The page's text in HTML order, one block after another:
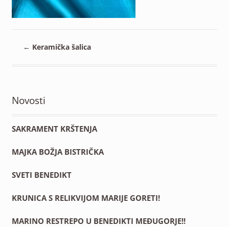
← Keramička šalica
Novosti
SAKRAMENT KRŠTENJA
MAJKA BOŽJA BISTRIČKA
SVETI BENEDIKT
KRUNICA S RELIKVIJOM MARIJE GORETI!
MARINO RESTREPO U BENEDIKTI MEĐUGORJE!!